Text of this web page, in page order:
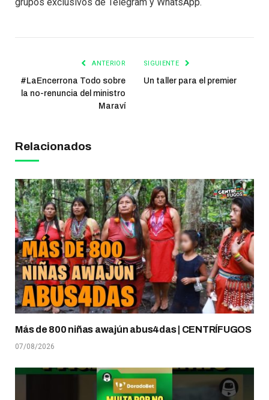
ANTERIOR
#LaEncerrona Todo sobre
la no-renuncia del ministro
Maraví
SIGUIENTE
Un taller para el premier
Relacionados
Más de 800 niñas awajún abus4das | CENTRÍFUGOS
07/08/2026